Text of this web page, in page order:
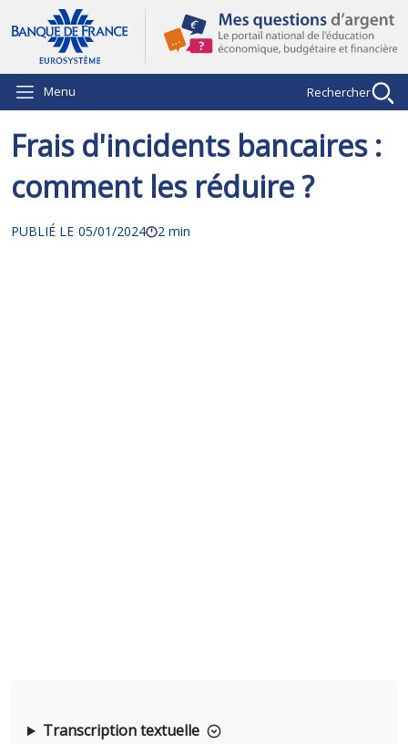
Aller au contenu principal
Menu Rechercher
Frais d'incidents bancaires :
comment les réduire ?
PUBLIÉ LE 05/01/2024 2 min
Transcription textuelle